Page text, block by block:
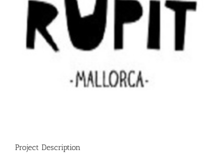
Project Description